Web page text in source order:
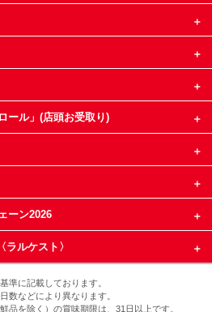
ール」(店頭お受取り)
ーン2026
ルケスト〉
準に記載しております。
数などにより異なります。
品を除く）の賞味期限は、31日以上です。